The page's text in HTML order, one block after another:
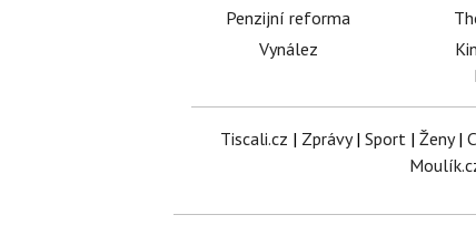
Penzijní reforma
Vynález
Tiscali.cz | Zprávy| Sport| Ženy|